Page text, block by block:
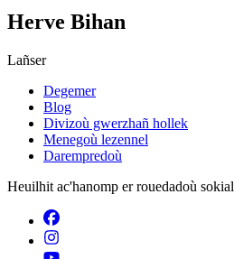
Herve Bihan
Lañser
Degemer
Blog
Divizoù gwerzhañ hollek
Menegoù lezennel
Darempredoù
Heuilhit ac'hanomp er rouedadoù sokial